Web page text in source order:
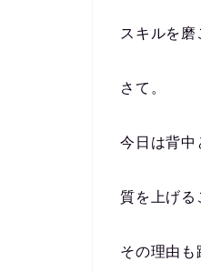
スキルを磨
さて。
今日は背中
質を上げ
その理由も